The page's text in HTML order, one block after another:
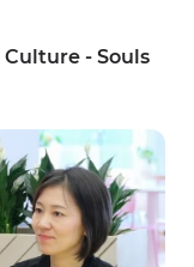
Culture - Souls